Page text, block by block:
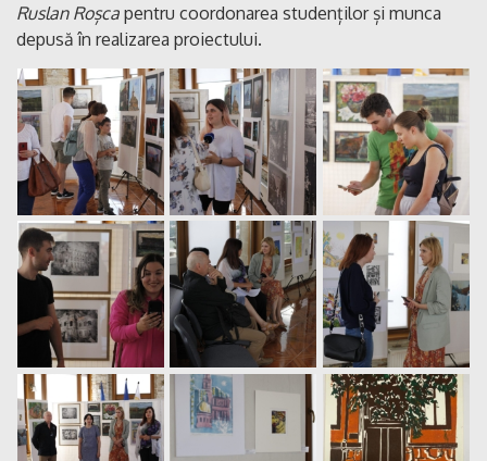
Ruslan Roșca pentru coordonarea studenților și munca
depusă în realizarea proiectului.